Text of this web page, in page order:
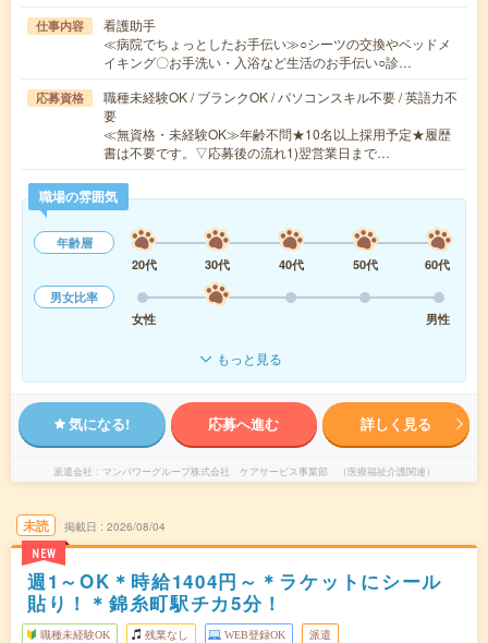
仕事内容
看護助手
≪病院でちょっとしたお手伝い≫○シーツの交換やベッドメ
イキング〇お手洗い・入浴など生活のお手伝い○診…
応募資格
職種未経験OK / ブランクOK / パソコンスキル不要 / 英語力不
要
≪無資格・未経験OK≫年齢不問★10名以上採用予定★履歴
書は不要です。▽応募後の流れ1)翌営業日まで…
職場の雰囲気
年齢層
20代
30代 40代 50代
60代
男女比率
女性
男性
もっと見る
気になる! 応募へ進む 詳しく見る
派遣会社 マンパワーグループ株式会社 ケアサービス事業部 （医療福祉介護関連）
未読
NEW
掲載日 2026/08/04
週1～OK＊時給1404円～＊ラケットにシール
貼り！＊錦糸町駅チカ5分！
職種未経験OK 残業なし WEB登録OK 派遣